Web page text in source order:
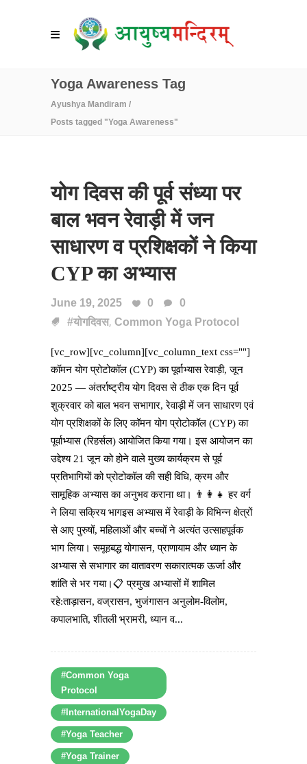
Yoga Awareness Tag
Ayushya Mandiram /
Posts tagged "Yoga Awareness"
योग दिवस की पूर्व संध्या पर
बाल भवन रेवाड़ी में जन
साधारण व प्रशिक्षकों ने किया
CYP का अभ्यास
June 19, 2025 0
0
#योगदिवस, Common Yoga Protocol
[vc_row][vc_column][vc_column_text css=""]
कॉमन योग प्रोटोकॉल (CYP) का पूर्वाभ्यास रेवाड़ी, जून
2025 — अंतर्राष्ट्रीय योग दिवस से ठीक एक दिन पूर्व
शुक्रवार को बाल भवन सभागार, रेवाड़ी में जन साधारण एवं
योग प्रशिक्षकों के लिए कॉमन योग प्रोटोकॉल (CYP) का
पूर्वाभ्यास (रिहर्सल) आयोजित किया गया। इस आयोजन का
उद्देश्य 21 जून को होने वाले मुख्य कार्यक्रम से पूर्व
प्रतिभागियों को प्रोटोकॉल की सही विधि, क्रम और
सामूहिक अभ्यास का अनुभव कराना था। 👨‍👩‍👧 हर वर्ग
ने लिया सक्रिय भागइस अभ्यास में रेवाड़ी के विभिन्न क्षेत्रों
से आए पुरुषों, महिलाओं और बच्चों ने अत्यंत उत्साहपूर्वक
भाग लिया। समूहबद्ध योगासन, प्राणायाम और ध्यान के
अभ्यास से सभागार का वातावरण सकारात्मक ऊर्जा और
शांति से भर गया।📋 प्रमुख अभ्यासों में शामिल
रहे:ताड़ासन, वज्रासन, भुजंगासन अनुलोम-विलोम,
कपालभाति, शीतली भ्रामरी, ध्यान व...
#Common Yoga
Protocol
#InternationalYogaDay
#Yoga Teacher
#Yoga Trainer